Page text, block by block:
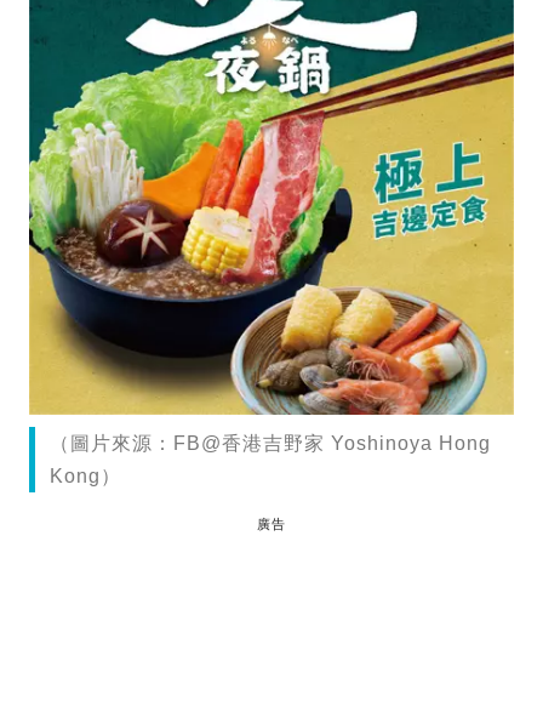
（圖片來源：FB@香港吉野家 Yoshinoya Hong
Kong）
廣告